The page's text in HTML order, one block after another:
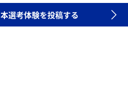
本選考体験を投稿する